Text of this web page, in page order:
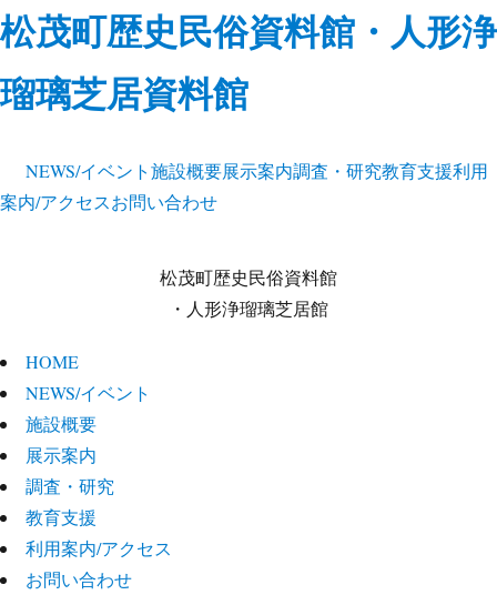
松茂町歴史民俗資料館・人形浄
瑠璃芝居資料館
NEWS/イベント施設概要展示案内調査・研究教育支援利用
案内/アクセスお問い合わせ
松茂町歴史民俗資料館
・人形浄瑠璃芝居館
HOME
NEWS/イベント
施設概要
展示案内
調査・研究
教育支援
利用案内/アクセス
お問い合わせ